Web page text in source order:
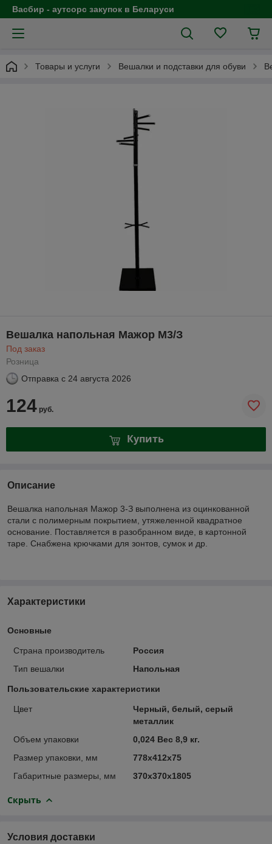
Васбир - аутсорс закупок в Беларуси
Товары и услуги Вешалки и подставки для обуви
Вешалка напольная Мажор М3/З
Под заказ
Розница
Отправка с 24 августа 2026
124 руб.
Купить
Описание
Вешалка напольная Мажор 3-З выполнена из оцинкованной
стали с полимерным покрытием, утяжеленной квадратное
основание. Поставляется в разобранном виде, в картонной
таре. Снабжена крючками для зонтов, сумок и др.
Характеристики
Основные
Страна производитель
Россия
Тип вешалки
Напольная
Пользовательские характеристики
Цвет
Черный, белый, серый
металлик
Объем упаковки
0,024 Вес 8,9 кг.
Размер упаковки, мм
778х412х75
Габаритные размеры, мм
370х370х1805
Скрыть
Условия доставки